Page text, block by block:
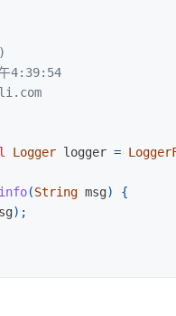
4:39:54
Logger logger =
info(String msg)
{
);